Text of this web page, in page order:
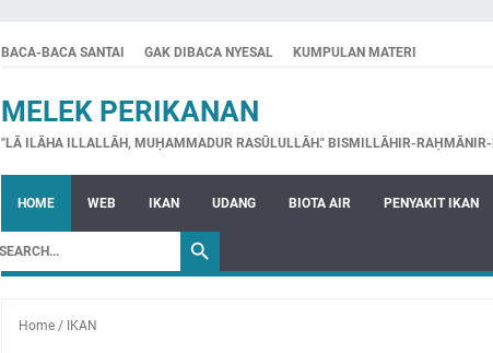
BACA-BACA SANTAI GAK DIBACA NYESAL KUMPULAN MATERI
MELEK PERIKANAN
"LĀ ILĀHA ILLALLĀH, MUḤAMMADUR RASŪLULLĀH." BISMILLĀHIR-
HOME WEB IKAN UDANG BIOTA AIR PENYAKIT IKAN
Home / IKAN